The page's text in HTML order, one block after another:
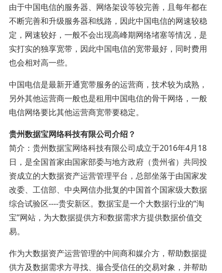
由于中国电信的服务器、网络架设等较完善，且每年都在
不断完善和升级服务器和线路，因此中国电信的网速较稳
定，网速较好，一般不会出现高峰期网络堵塞等情况，是
实打实的独享宽带，因此中国电信的宽带最好，同时费用
也会相对高一些。
中国电信是最新开通宽带服务的运营商，技术较为成熟，
另外其他运营商一般也是租用中国电信的骨干网络，一般
电信网络要比其他运营商宽带要稳定。
贵州数据宝网络科技有限公司介绍？
简介：贵州数据宝网络科技有限公司成立于2016年4月18
日，是全国首家由国家部委与地方政府（贵州省）共同投
资成立的大数据资产运营管理平台，总部坐落于由国家发
改委、工信部、中央网信办批复的中国首个国家级大数据
综合试验区----贵安新区。数据宝是一个大数据行业的“淘
宝”网站，为大数据提供方和数据需求方提供数据价值交
易。
作为大数据资产运营管理的中间商和媒介方，帮助数据提
供方及数据需求方寻找、撮合受信任的交易对象，并帮助